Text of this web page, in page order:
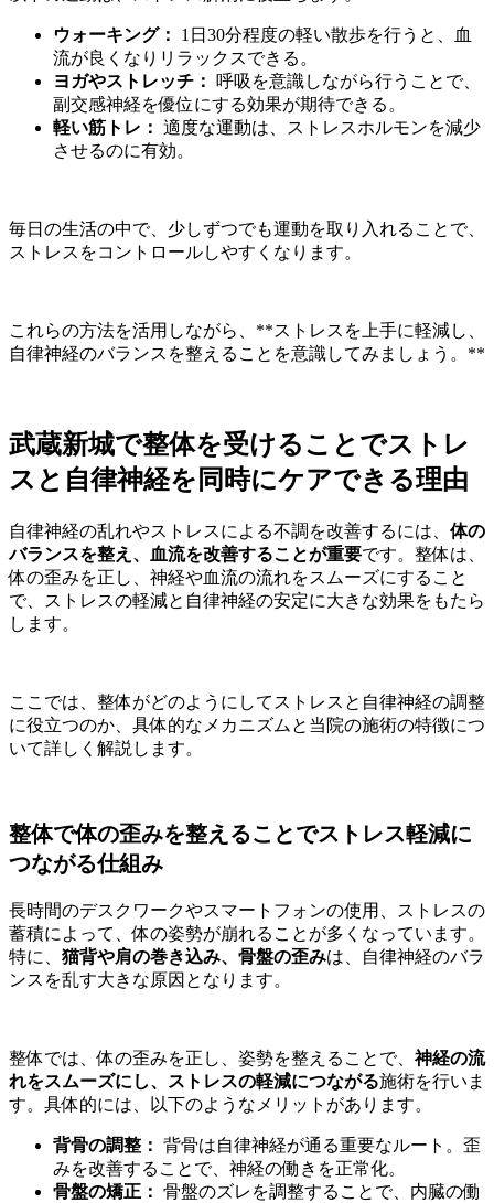
ウォーキング：
1日30分程度の軽い散歩を行うと、血
流が良くなりリラックスできる。
ヨガやストレッチ：
呼吸を意識しながら行うことで、
副交感神経を優位にする効果が期待できる。
軽い筋トレ： 適度な運動は、ストレスホルモンを減少
させるのに有効。
毎日の生活の中で、少しずつでも運動を取り入れることで、
ストレスをコントロールしやすくなります。
これらの方法を活用しながら、**ストレスを上手に軽減し、
自律神経のバランスを整えることを意識してみましょう。**
武蔵新城で整体を受けることでストレ
スと自律神経を同時にケアできる理由
自律神経の乱れやストレスによる不調を改善するには、 体の
バランスを整え、血流を改善することが重要です。整体は、
体の歪みを正し、神経や血流の流れをスムーズにすること
で、ストレスの軽減と自律神経の安定に大きな効果をもたら
します。
ここでは、整体がどのようにしてストレスと自律神経の調整
に役立つのか、具体的なメカニズムと当院の施術の特徴につ
いて詳しく解説します。
整体で体の歪みを整えることでストレス軽減に
つながる仕組み
長時間のデスクワークやスマートフォンの使用、ストレスの
蓄積によって、体の姿勢が崩れることが多くなっています。
特に、 猫背や肩の巻き込み、骨盤の歪みは、自律神経のバラ
ンスを乱す大きな原因となります。
整体では、体の歪みを正し、姿勢を整えることで、神経の流
れをスムーズにし、ストレスの軽減につながる施術を行いま
す。具体的には、以下のようなメリットがあります。
背骨の調整： 背骨は自律神経が通る重要なルート。歪
みを改善することで、神経の働きを正常化。
骨盤の矯正： 骨盤のズレを調整することで、内臓の働